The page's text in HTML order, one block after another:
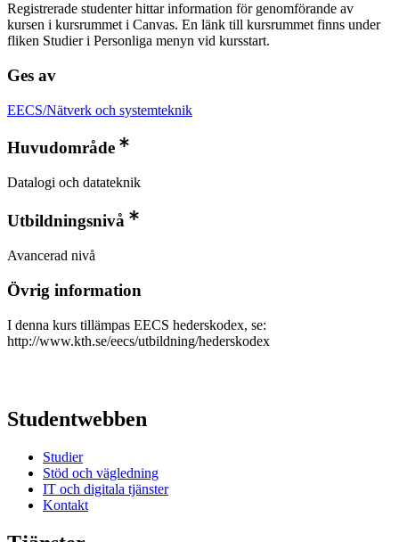
Registrerade studenter hittar information för genomförande av
kursen i kursrummet i Canvas. En länk till kursrummet finns under
fliken Studier i Personliga menyn vid kursstart.
Ges av
EECS/Nätverk och systemteknik
Huvudområde
Datalogi och datateknik
Utbildningsnivå
Avancerad nivå
Övrig information
I denna kurs tillämpas EECS hederskodex, se:
http://www.kth.se/eecs/utbildning/hederskodex
Studentwebben
Studier
Stöd och vägledning
IT och digitala tjänster
Kontakt